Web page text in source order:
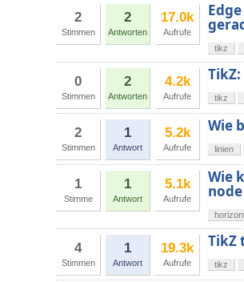
2
Stimmen
2
Antworten
17.0k
Aufrufe
tikz
0
Stimmen
2
Antworten
4.2k
Aufrufe tikz
2
Stimmen
1
Antwort
5.2k
Aufrufe
Wie
linien
1
Stimme
1
Antwort
5.1k
Aufrufe
Wie
4
Stimmen
1
Antwort
19.3k
Aufrufe
TikZ
tikz